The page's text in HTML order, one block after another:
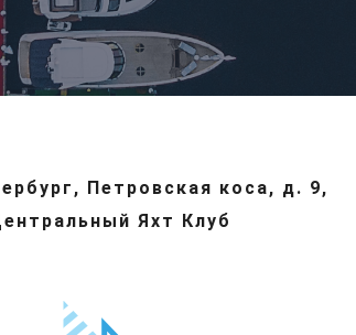
Петровская коса, д. 9,
Яхт Клуб